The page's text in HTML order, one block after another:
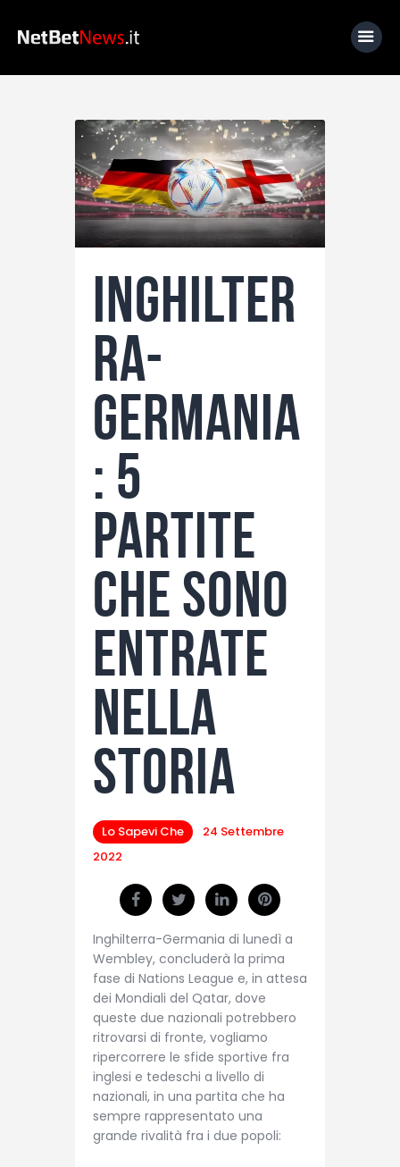
Home
News
Calcio
Basket
Lo Sapevi Che
Fantacalcio
I consigli di Giulia
Serie A
Inghilter
ra-
Germania
: 5
partite
che sono
entrate
nella
storia
Lo Sapevi Che
24 Settembre
2022
Inghilterra-Germania di lunedì a
Wembley, concluderà la prima
fase di Nations League e, in attesa
dei Mondiali del Qatar, dove
queste due nazionali potrebbero
ritrovarsi di fronte, vogliamo
ripercorrere le sfide sportive fra
inglesi e tedeschi a livello di
nazionali, in una partita che ha
sempre rappresentato una
grande rivalità fra i due popoli: